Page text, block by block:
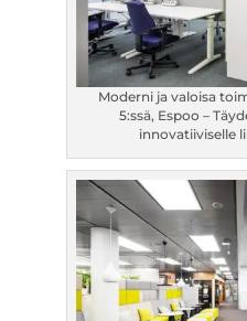
Moderni ja valoisa
5:ssä, Espoo –
innovatiiviselle